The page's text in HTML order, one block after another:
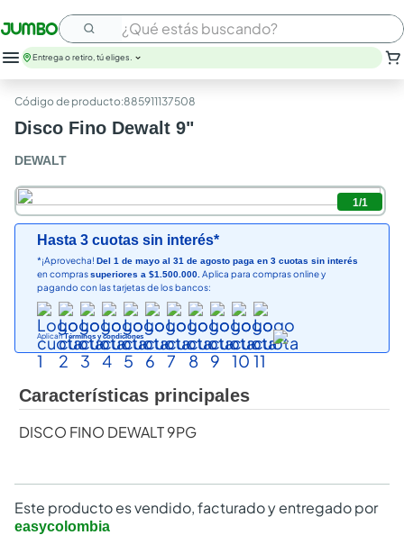
¿Qué estás buscando?
Entrega o retiro, tú eliges.
:885911137508
Disco Fino Dewalt 9"
DEWALT
1/1
Hasta 3 cuotas sin interés*
*¡Aprovecha! Del 1 de mayo al 31 de agosto paga en 3 cuotas sin interés
en comprassuperiores a $1.500.000. Aplica para compras online y
pagando con las tarjetas de los bancos:
AplicanTérminos y condiciones
Características principales
DISCO FINO DEWALT 9PG
Este producto es vendido, facturado y entregado por
easycolombia